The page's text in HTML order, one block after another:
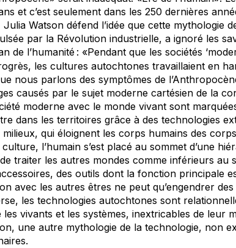
et c’est seulement dans les 250 dernières
Julia Watson défend l’idée que cette mythologie
par la Révolution industrielle, a ignoré les
de l’humanité : «Pendant que les sociétés
les cultures autochtones travaillaient en
nous parlons des symptômes de
causés par le sujet moderne cartésien de la
moderne avec le monde vivant sont
dans les territoires grâce à des technologies
milieux, qui éloignent les corps humains des
l’humain s’est placé au sommet d’une
traiter les autres mondes comme inférieurs au
des outils dont la fonction principale
avec les autres êtres ne peut qu’engendrer
les technologies autochtones sont
les vivants et les systèmes, inextricables de leur
une autre mythologie de la technologie, non